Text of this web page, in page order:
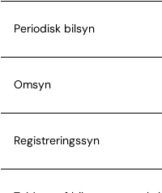
Periodisk bilsyn
Omsyn
Registreringssyn